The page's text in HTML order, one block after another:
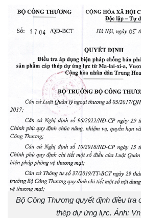
Bộ Công Thương quyết định điều tra
thép dự ứng lực. Ảnh: